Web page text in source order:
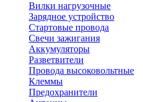
Вилки нагрузочные
Зарядное устройство
Стартовые провода
Свечи зажигания
Аккумуляторы
Разветвители
Провода высоковольтные
Клеммы
Предохранители